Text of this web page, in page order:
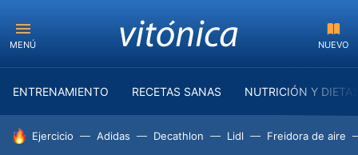
MENÚ NUEVO
ENTRENAMIENTO RECETAS SANAS NUTRICIÓN Y
HOY SE HABLA DE
Ejercicio Adidas Decathlon Lidl Freidora de aire